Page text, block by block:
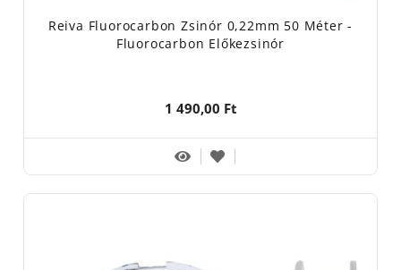
Reiva Fluorocarbon Zsinór 0,22mm 50 Méter -
Fluorocarbon Előkezsinór
1 490,00 Ft